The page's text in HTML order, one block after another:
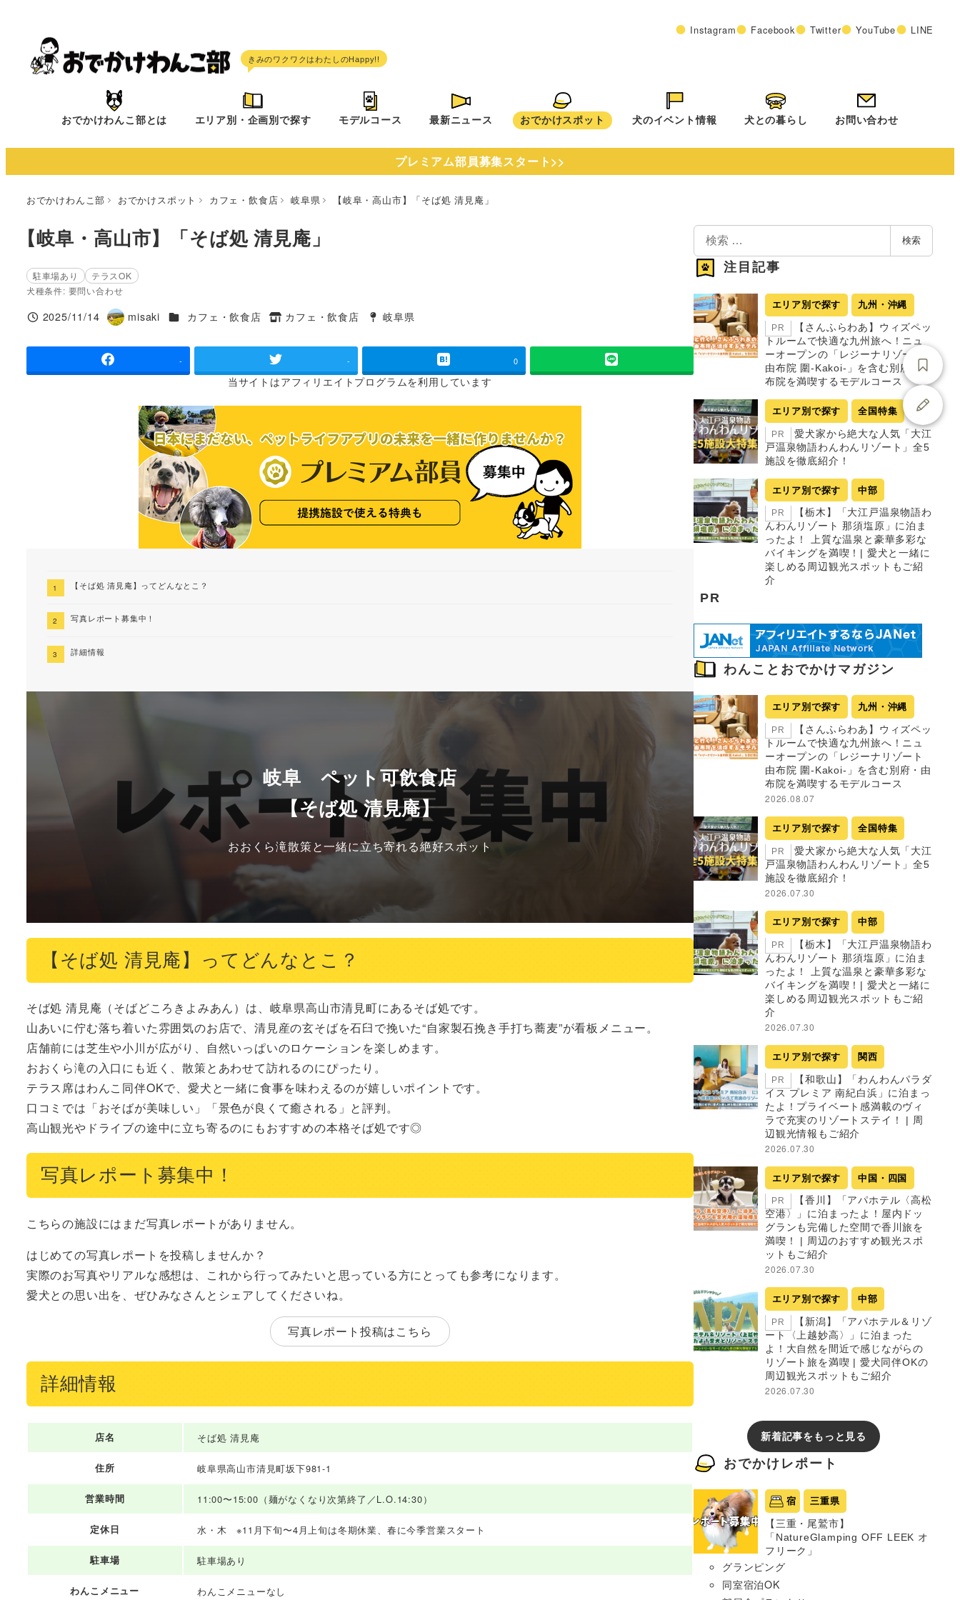
へ
Instagram Facebook Twitter YouTube LINE
おでかけわんこ部とは エリア別・企画別で探す モデルコース 最新ニュース おでかけスポット 犬のイベント情報 犬との暮らし お問い合わせ
プレミアム部員募集スタート>>
おでかけわんこ部 おでかけスポット カフェ・飲食店 岐阜県 【岐阜・高山市】「そば処 清見庵」
【岐阜・高山市】「そば処 清見庵」
駐車場あり
テラスOK
犬種条件: 要問い合わせ
投稿日
2025/11/14
著
misaki 施設ジャンル
カフェ・飲食店
タグ
カフェ・飲食店
タグ
岐阜県
- - 0
当サイトはアフィリエイトプログラムを利用しています
【そば処 清見庵】ってどんなとこ？
写真レポート募集中！
詳細情報
岐阜 ペット可飲食店
【そば処 清見庵】
おおくら滝散策と一緒に立ち寄れる絶好スポット
【そば処 清見庵】ってどんなとこ？
そば処 清見庵（そばどころきよみあん）は、岐阜県高山市清見町にあるそば処です。
山あいに佇む落ち着いた雰囲気のお店で、清見産の玄そばを石臼で挽いた“自家製石挽き手打ち蕎麦”が看板メニュー。
店舗前には芝生や小川が広がり、自然いっぱいのロケーションを楽しめます。
おおくら滝の入口にも近く、散策とあわせて訪れるのにぴったり。
テラス席はわんこ同伴OKで、愛犬と一緒に食事を味わえるのが嬉しいポイントです。
口コミでは「おそばが美味しい」「景色が良くて癒される」と評判。
高山観光やドライブの途中に立ち寄るのにもおすすめの本格そば処です◎
写真レポート募集中！
こちらの施設にはまだ写真レポートがありません。
はじめての写真レポートを投稿しませんか？
実際のお写真やリアルな感想は、これから行ってみたいと思っている方にとっても参考になります。
愛犬との思い出を、ぜひみなさんとシェアしてくださいね。
写真レポート投稿はこちら
詳細情報
店名 そば処 清見庵
住所 岐阜県高山市清見町坂下981-1
営業時間 11:00〜15:00（麺がなくなり次第終了／L.O.14:30）
定休日 水・木 ※11月下旬〜4月上旬は冬期休業、春に今季営業スタート
駐車場 駐車場あり
わんこメニュー わんこメニューなし
検
索
検索
注目記事
エリア別で探す 九州・沖縄
PR
【さんふらわあ】ウィズペッ
トルームで快適な九州旅へ！ニュ
ーオープンの「レジーナリゾート
由布院 圍-Kakoi-」を含む別府・由
布院を満喫するモデルコース
エリア別で探す 全国特集
PR
愛犬家から絶大な人気「大江
戸温泉物語わんわんリゾート」全5
施設を徹底紹介！
エリア別で探す 中部
PR
【栃木】「大江戸温泉物語わ
んわんリゾート 那須塩原」に泊ま
ったよ！ 上質な温泉と豪華多彩な
バイキングを満喫！| 愛犬と一緒に
楽しめる周辺観光スポットもご紹
介
PR
わんことおでかけマガジン
エリア別で探す 九州・沖縄
PR
【さんふらわあ】ウィズペッ
トルームで快適な九州旅へ！ニュ
ーオープンの「レジーナリゾート
由布院 圍-Kakoi-」を含む別府・由
布院を満喫するモデルコース
2026.08.07
エリア別で探す 全国特集
PR
愛犬家から絶大な人気「大江
戸温泉物語わんわんリゾート」全5
施設を徹底紹介！
2026.07.30
エリア別で探す 中部
PR
【栃木】「大江戸温泉物語わ
んわんリゾート 那須塩原」に泊ま
ったよ！ 上質な温泉と豪華多彩な
バイキングを満喫！| 愛犬と一緒に
楽しめる周辺観光スポットもご紹
介
2026.07.30
エリア別で探す 関西
PR
【和歌山】「わんわんパラダ
イス プレミア 南紀白浜」に泊まっ
たよ！プライベート感満載のヴィ
ラで充実のリゾートステイ！ | 周
辺観光情報もご紹介
2026.07.30
エリア別で探す 中国・四国
PR
【香川】「アパホテル〈高松
空港〉」に泊まったよ！屋内ドッ
グランも完備した空間で香川旅を
満喫！ | 周辺のおすすめ観光スポ
ットもご紹介
2026.07.30
エリア別で探す 中部
PR
【新潟】「アパホテル＆リゾ
ート〈上越妙高〉」に泊まった
よ！大自然を間近で感じながらの
リゾート旅を満喫 | 愛犬同伴OKの
周辺観光スポットもご紹介
2026.07.30
新着記事をもっと見る
おでかけレポート
宿 三重県
【三重・尾鷲市】
「NatureGlamping OFF LEEK オ
フリーク」
グランピング
同室宿泊OK